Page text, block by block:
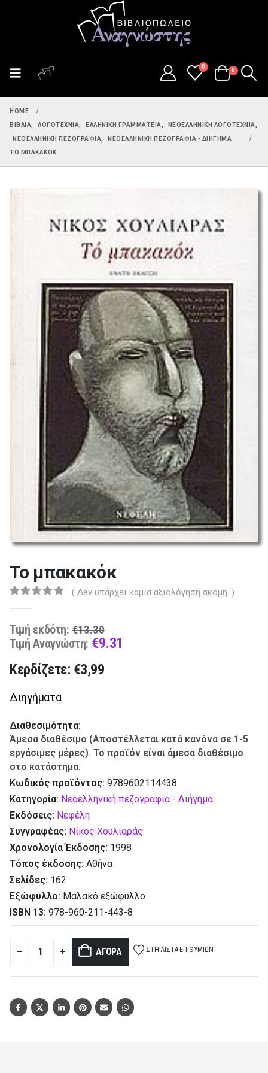
0
0
HOME
ΒΙΒΛΊΑ, ΛΟΓΟΤΕΧΝΊΑ, ΕΛΛΗΝΙΚΉ ΓΡΑΜΜΑΤΕΊΑ, ΝΕΟΕΛΛΗΝΙΚΉ ΛΟΓΟΤΕΧΝΊΑ,
ΝΕΟΕΛΛΗΝΙΚΉ ΠΕΖΟΓΡΑΦΊΑ, ΝΕΟΕΛΛΗΝΙΚΉ ΠΕΖΟΓΡΑΦΊΑ - ΔΙΉΓΗΜΑ
ΤΟ ΜΠΑΚΑΚΌΚ
Το μπακακόκ
( Δεν υπάρχει καμία αξιολόγηση ακόμη. )
Τιμή εκδότη: €13.30
price
Τιμή Αναγνώστη: €9.31
Κερδίζετε: €3,99
Διηγήματα
Διαθεσιμότητα:
Άμεσα διαθέσιμο (Αποστέλλεται κατά κανόνα σε 1-5
εργάσιμες μέρες). Το προϊόν είναι άμεσα διαθέσιμο
στο κατάστημα.
Κωδικός προϊόντος: 9789602114438
Κατηγορία: Νεοελληνική πεζογραφία - Διήγημα
Εκδόσεις: Νεφέλη
Συγγραφέας: Νίκος Χουλιαράς
Χρονολογία Έκδοσης: 1998
Τόπος έκδοσης: Αθήνα
Σελίδες: 162
Εξώφυλλο: Μαλακό εξώφυλλο
ISBN 13: 978-960-211-443-8
ΑΓΟΡΆ ΣΤΗ ΛΊΣΤΑ ΕΠΙΘΥΜΙΏΝ